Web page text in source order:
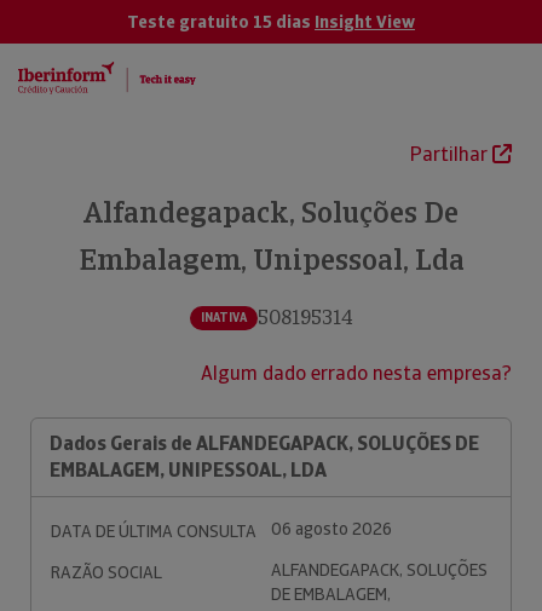
Teste gratuito 15 dias Insight View
Partilhar
Alfandegapack, Soluções De
Embalagem, Unipessoal, Lda
INATIVA 508195314
Algum dado errado nesta empresa?
Dados Gerais de ALFANDEGAPACK, SOLUÇÕES DE
EMBALAGEM, UNIPESSOAL, LDA
DATA DE ÚLTIMA CONSULTA
06 agosto 2026
RAZÃO SOCIAL
ALFANDEGAPACK, SOLUÇÕES
DE EMBALAGEM,